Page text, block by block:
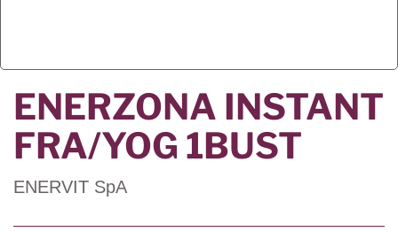
ENERZONA INSTANT
FRA/YOG 1BUST
ENERVIT SpA